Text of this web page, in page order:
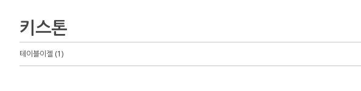
키스톤
테이블이젤 (1)